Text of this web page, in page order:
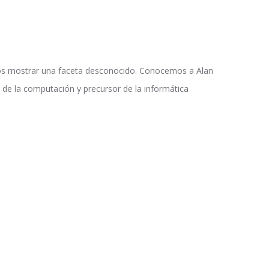
mostrar una faceta desconocido. Conocemos a Alan
la computación y precursor de la informática